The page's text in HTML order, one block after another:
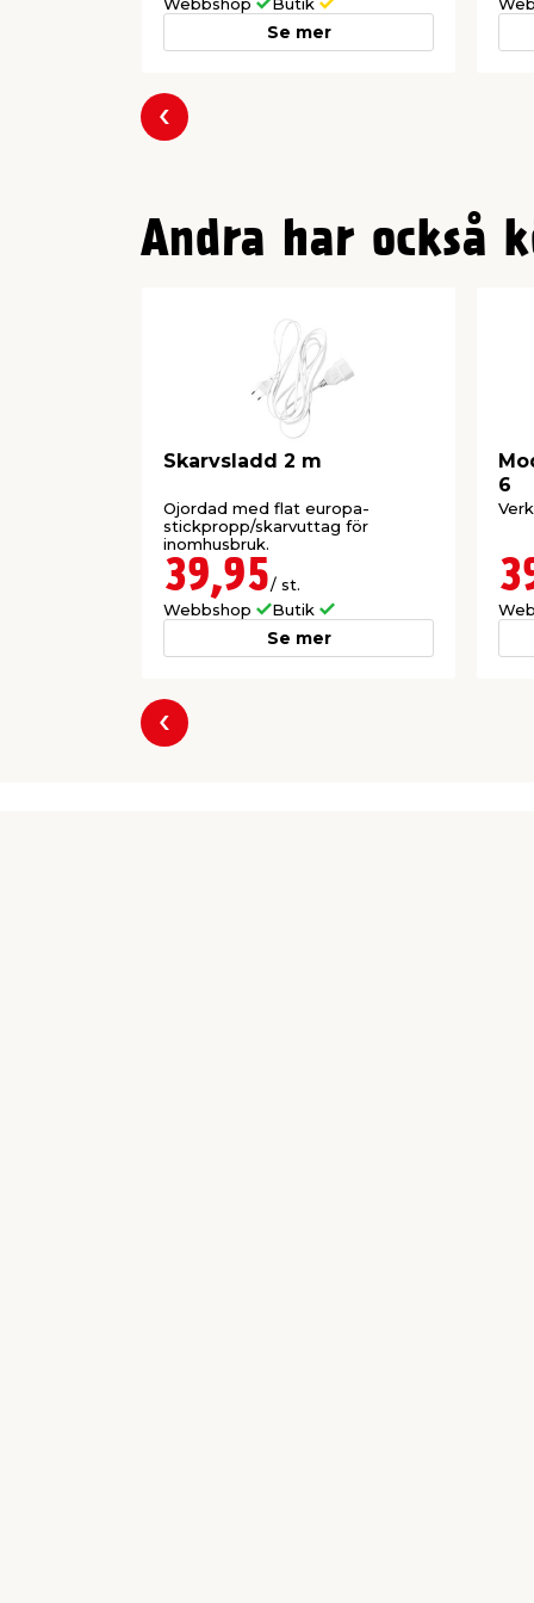
Se mer
Föregående
Andra har också
Skarvsladd 2 m
Ojordad med flat europa-
stickpropp/skarvuttag för
inomhusbruk.
39,95/ st.
Webbshop
Butik
Se mer
6
Föregående